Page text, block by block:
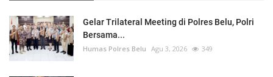
Gelar Trilateral Meeting di Polres Belu, Polri
Bersama...
Humas Polres Belu Agu 3, 2026 349